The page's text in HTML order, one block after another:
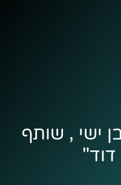
ישי , שותף